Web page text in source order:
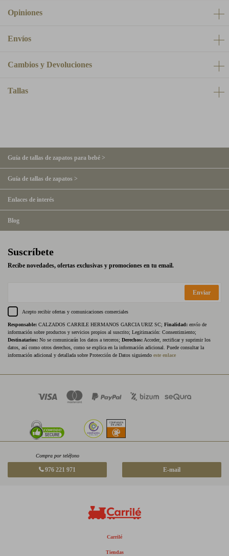
Opiniones
Envíos
Cambios y Devoluciones
Tallas
Guía de tallas de zapatos para bebé >
Guía de tallas de zapatos >
Enlaces de interés
Blog
Suscríbete
Recibe novedades, ofertas exclusivas y promociones en tu email.
Enviar
Acepto recibir ofertas y comunicaciones comerciales
Responsable: CALZADOS CARRILE HERMANOS GARCIA URIZ SC; Finalidad: envío de
información sobre productos y servicios propios al suscrito; Legitimación: Consentimiento;
Destinatarios: No se comunicarán los datos a terceros; Derechos: Acceder, rectificar y suprimir los
datos, así como otros derechos, como se explica en la información adicional. Puede consultar la
información adicional y detallada sobre Protección de Datos siguiendo este enlace
Compra por teléfono
976 221 971 E-mail
Carrilé
Tiendas